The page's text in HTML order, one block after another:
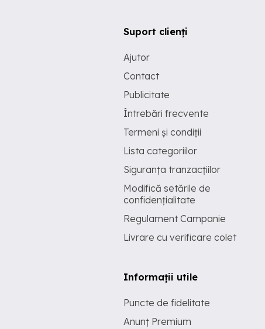
Suport clienți
Ajutor
Contact
Publicitate
Întrebări frecvente
Termeni și condiții
Lista categoriilor
Siguranța tranzacțiilor
Modifică setările de
confidențialitate
Regulament Campanie
Livrare cu verificare colet
Informații utile
Puncte de fidelitate
Anunț Premium